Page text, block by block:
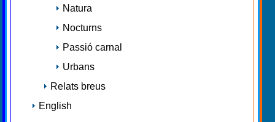
Natura
Nocturns
Passió carnal
Urbans
Relats breus
English